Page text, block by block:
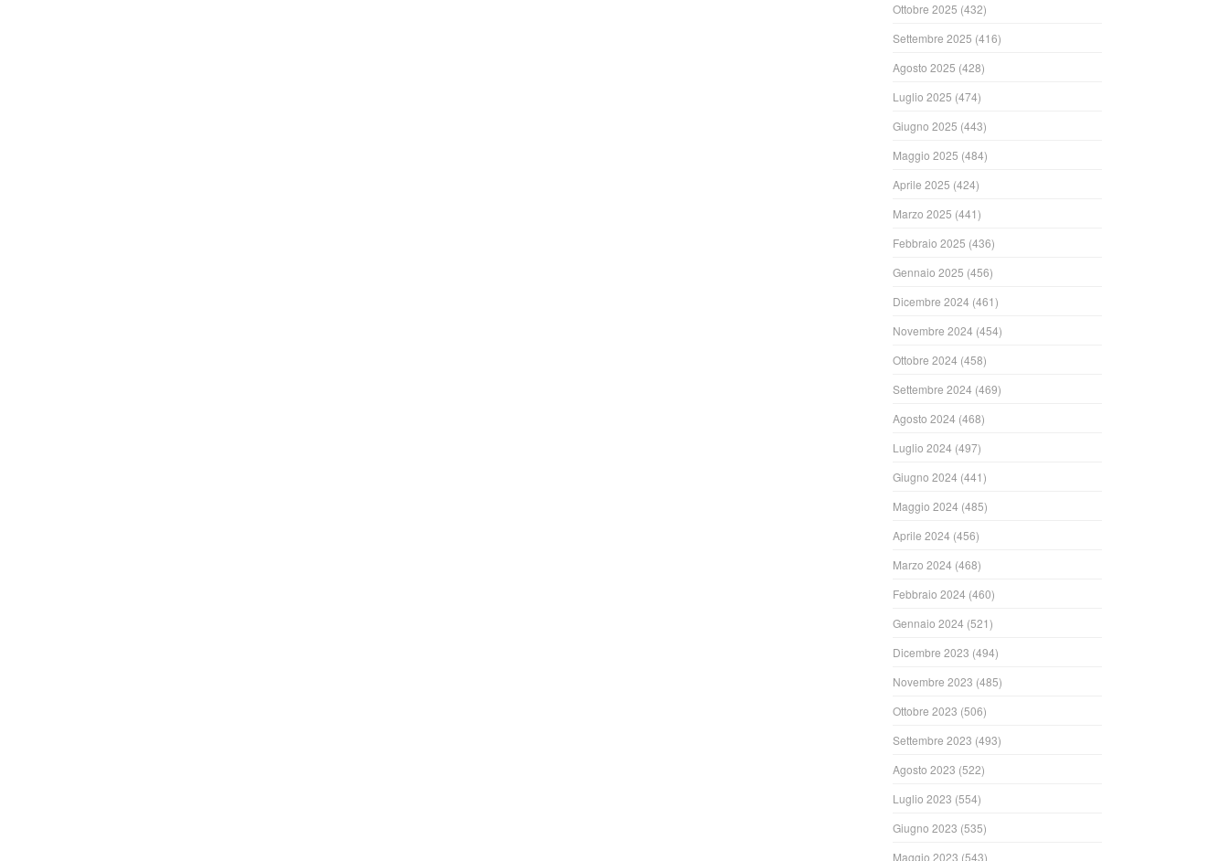
Ottobre 2025 (432)
Settembre 2025 (416)
Agosto 2025 (428)
Luglio 2025 (474)
Giugno 2025 (443)
Maggio 2025 (484)
Aprile 2025 (424)
Marzo 2025 (441)
Febbraio 2025 (436)
Gennaio 2025 (456)
Dicembre 2024 (461)
Novembre 2024 (454)
Ottobre 2024 (458)
Settembre 2024 (469)
Agosto 2024 (468)
Luglio 2024 (497)
Giugno 2024 (441)
Maggio 2024 (485)
Aprile 2024 (456)
Marzo 2024 (468)
Febbraio 2024 (460)
Gennaio 2024 (521)
Dicembre 2023 (494)
Novembre 2023 (485)
Ottobre 2023 (506)
Settembre 2023 (493)
Agosto 2023 (522)
Luglio 2023 (554)
Giugno 2023 (535)
Maggio 2023 (543)